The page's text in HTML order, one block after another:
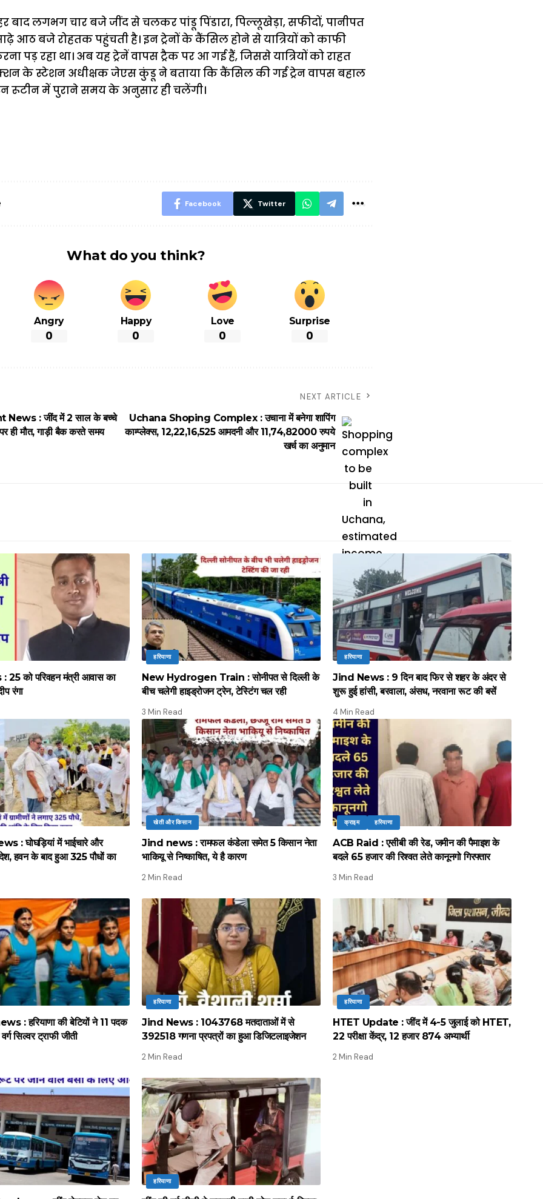
बाद लगभग चार बजे जींद से चलकर पांडू पिंडारा, पिल्लूखेड़ा, सफीदों, पानीपत
आठ बजे रोहतक पहुंचती है। इन ट्रेनों के कैंसिल होने से यात्रियों को काफी
पड़ रहा था। अब यह ट्रेनें वापस ट्रैक पर आ गई हैं, जिससे यात्रियों को राहत
के स्टेशन अधीक्षक जेएस कुंडू ने बताया कि कैंसिल की गई ट्रेन वापस बहाल
रूटीन में पुराने समय के अनुसार ही चलेंगी।
निगरानी
Facebook Twitter
What do you think?
Angry
0
Happy
0
Love
0
Surprise
0
: जींद में 2 साल के बच्चे
ही मौत, गाड़ी बैक करते समय
NEXT ARTICLE
Uchana Shoping Complex : उचाना में बनेगा शापिंग
काम्प्लेक्स, 12,22,16,525 आमदनी और 11,74,82000 रुपये
खर्च का अनुमान
को परिवहन मंत्री आवास का
रंगा
हरियाणा
New Hydrogen Train : सोनीपत से दिल्ली के
बीच चलेगी हाइड्रोजन ट्रेन, टेस्टिंग चल रही
3 Min Read
हरियाणा
Jind News : 9 दिन बाद फिर से शहर के अंदर से
शुरू हुई हांसी, बरवाला, अंसध, नरवाना रूट की बसें
4 Min Read
: घोघड़ियां में भाईचारे और
हवन के बाद हुआ 325 पौधों का
खेती और किसान
Jind news : रामफल कंडेला समेत 5 किसान नेता
भाकियू से निष्काषित, ये है कारण
2 Min Read
क्राइम हरियाणा
ACB Raid : एसीबी की रेड, जमीन की पैमाइश के
बदले 65 हजार की रिश्वत लेते कानूनगो गिरफ्तार
3 Min Read
: हरियाणा की बेटियों ने 11 पदक
सिल्वर ट्राफी जीती
हरियाणा
Jind News : 1043768 मतदाताओं में से
392518 गणना प्रपत्रों का हुआ डिजिटलाइजेशन
2 Min Read
हरियाणा
HTET Update : जींद में 4-5 जुलाई को HTET,
22 परीक्षा केंद्र, 12 हजार 874 अभ्यार्थी
2 Min Read
हरियाणा